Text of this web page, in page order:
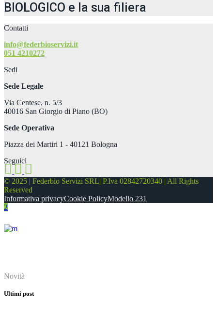
BIOLOGICO e la sua filiera
Contatti
info@federbioservizi.it
051 4210272
Sedi
Sede Legale
Via Centese, n. 5/3
40016 San Giorgio di Piano (BO)
Sede Operativa
Piazza dei Martiri 1 - 40121 Bologna
Seguici
© 2025 | Federbio Servizi SRL| P.Iva 02842720340 | All Rights
Reserved
Informativa privacyCookie PolicyModello 231
Novità
Ultimi post